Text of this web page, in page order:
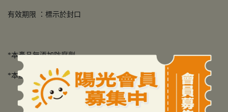
有效期限 ：標示於封口
*本產品無添加防腐劑
*本產品含大豆、小麥、蛋製品可能導致過敏症狀